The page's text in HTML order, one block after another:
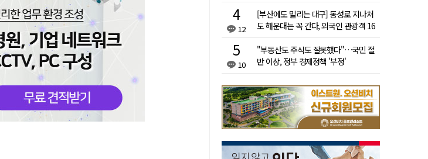
12
[부산에도 밀리는 대구] 동성로 지나쳐
도 해운대는 꼭 간다, 외국인 관광객 16
10
"부동산도 주식도 잘못했다"…국민 절
반 이상, 정부 경제정책 '부정'